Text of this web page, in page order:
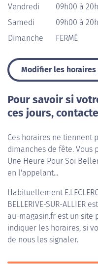
Vendredi
09h00 à
Samedi
09h00 à
Dimanche
FERMÉ
Modifier les horaires
Pour savoir si
ces jours,
Ces horaires ne tiennent
dimanches de fête. Vous
Une Heure Pour Soi
en l'appelant...
Habituellement
BELLERIVE-SUR-ALLIER
au-magasin.fr est un
indiquer les horaires, si
de nous les signaler.